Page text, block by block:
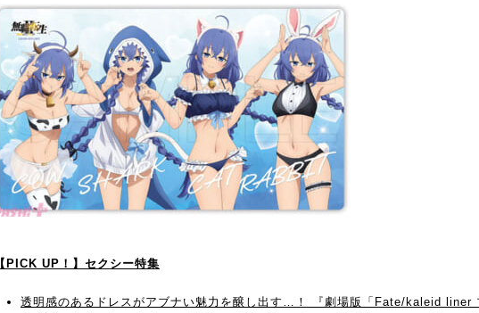
【PICK UP！】セクシー特集
透明感のあるドレスがアブナい魅力を醸し出す…！ 『劇場版「Fate/kaleid liner